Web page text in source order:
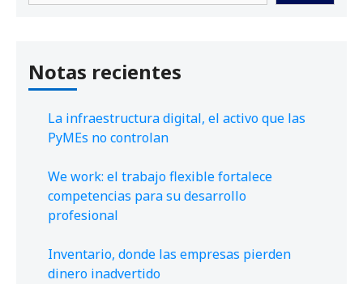
Notas recientes
La infraestructura digital, el activo que las
PyMEs no controlan
We work: el trabajo flexible fortalece
competencias para su desarrollo
profesional
Inventario, donde las empresas pierden
dinero inadvertido